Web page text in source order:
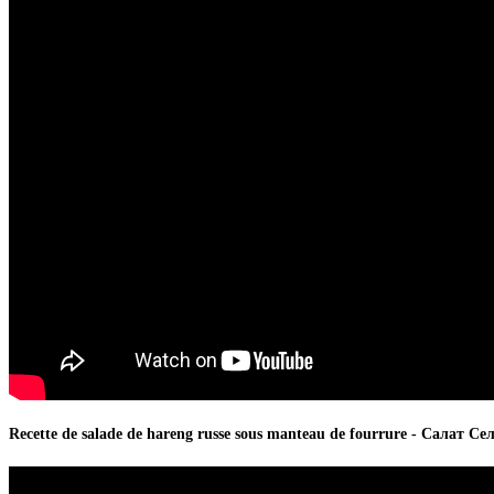
Recette de salade de hareng russe sous manteau de fourrure - Салат